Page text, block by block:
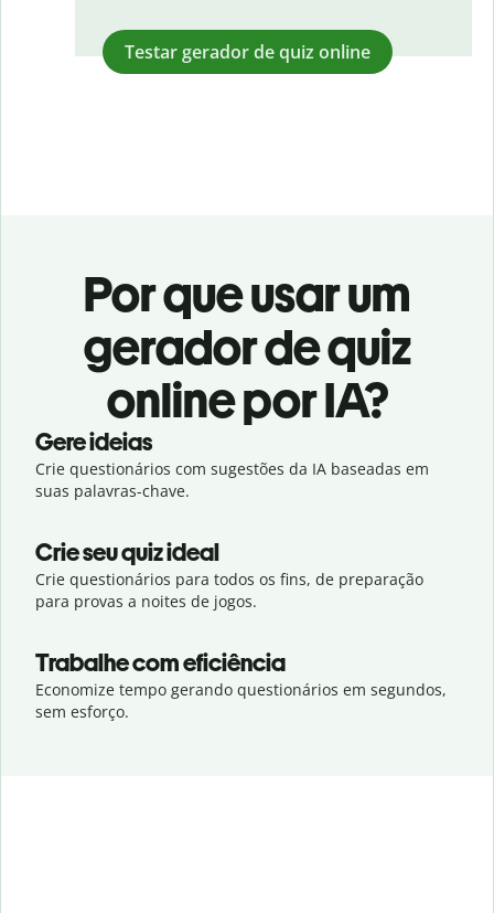
Testar gerador de quiz online
Por que usar um
gerador de quiz
online por IA?
Gere ideias
Crie questionários com sugestões da IA baseadas em
suas palavras-chave.
Crie seu quiz ideal
Crie questionários para todos os fins, de preparação
para provas a noites de jogos.
Trabalhe com eficiência
Economize tempo gerando questionários em segundos,
sem esforço.